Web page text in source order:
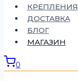
КРЕПЛЕНИЯ
ДОСТАВКА
БЛОГ
МАГАЗИН
0